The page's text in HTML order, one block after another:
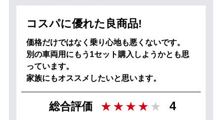
コスパに優れた良商品!
価格だけではなく乗り心地も悪くないです。
別の車両用にもう1セット購入しようかとも思
っています。
家族にもオススメしたいと思います。
総合評価 4